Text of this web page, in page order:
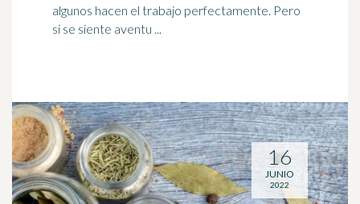
algunos hacen el trabajo perfectamente. Pero
si se siente aventu ...
16
JUNIO
2022